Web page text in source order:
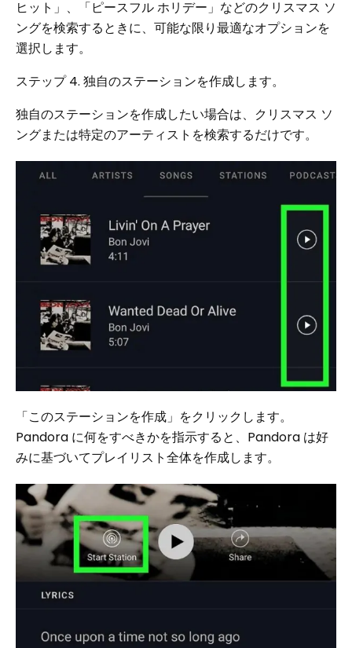
ヒット」、「ピースフル ホリデー」などのクリスマス ソ
ングを検索するときに、可能な限り最適なオプションを
選択します。
ステップ 4. 独自のステーションを作成します。
独自のステーションを作成したい場合は、クリスマス ソ
ングまたは特定のアーティストを検索するだけです。
「このステーションを作成」をクリックします。
Pandora に何をすべきかを指示すると、Pandora は好
みに基づいてプレイリスト全体を作成します。